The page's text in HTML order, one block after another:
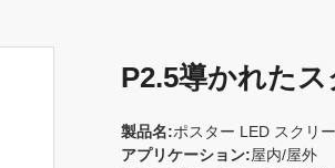
P2.5導かれた
製品名:ポスター LED スクリ
アプリケーション:屋内/屋外